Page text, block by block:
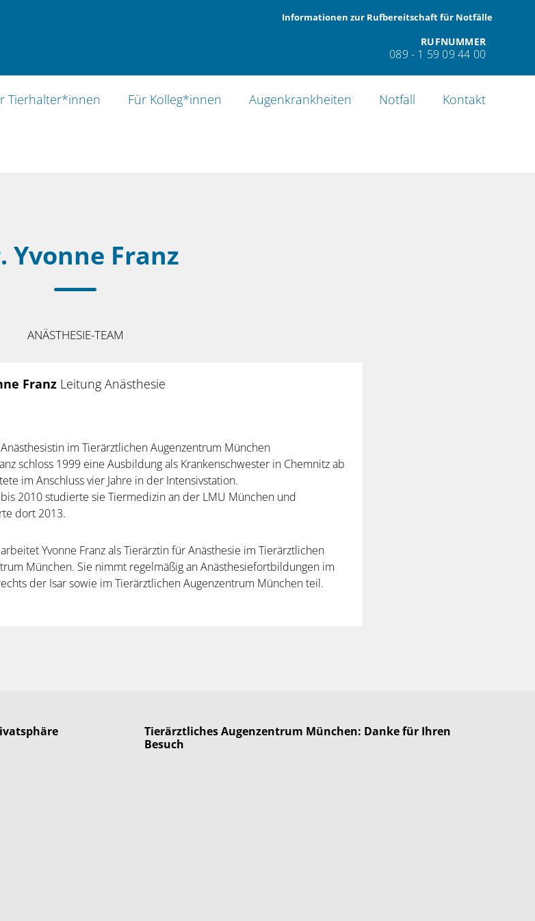
Informationen zur Rufbereitschaft für Notfälle
RUFNUMMER
089 - 1 59 09 44 00
Tierhalter*innen Für Kolleg*innen Augenkrankheiten Notfall Kontakt
Yvonne Franz
ANÄSTHESIE-TEAM
FranzLeitung Anästhesie
im Tierärztlichen Augenzentrum München
schloss 1999 eine Ausbildung als Krankenschwester in Chemnitz ab
im Anschluss vier Jahre in der Intensivstation.
2010 studierte sie Tiermedizin an der LMU München und
dort 2013.
Yvonne Franz als Tierärztin für Anästhesie im Tierärztlichen
München. Sie nimmt regelmäßig an Anästhesiefortbildungen im
der Isar sowie im Tierärztlichen Augenzentrum München teil.
Tierärztliches Augenzentrum München: Danke für Ihren
Besuch